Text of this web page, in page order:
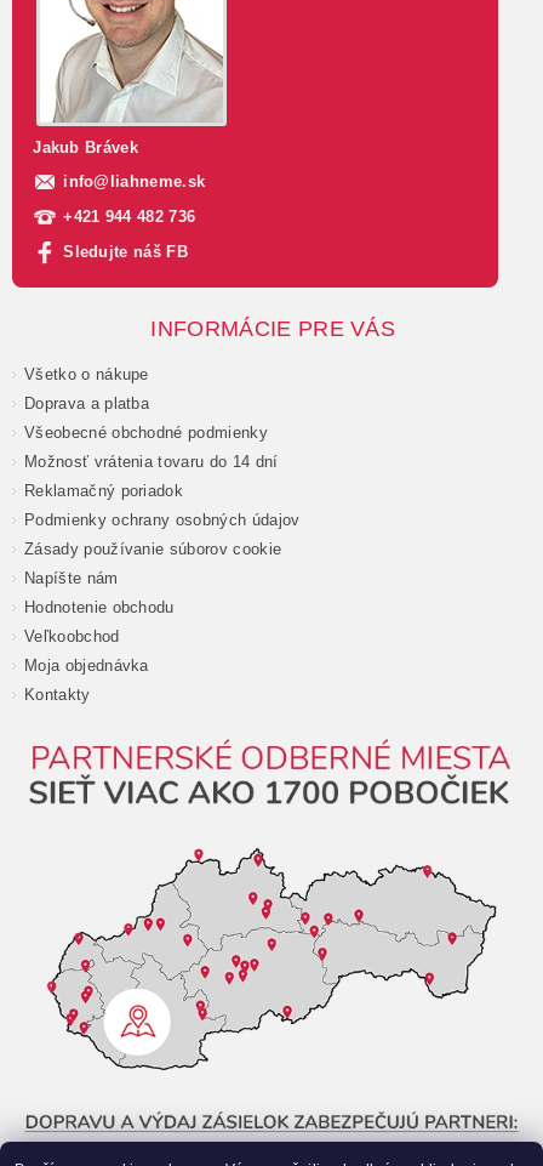
Jakub Brávek
info@ liahneme.sk
+421 944 482 736
Sledujte náš FB
INFORMÁCIE PRE VÁS
Všetko o nákupe
Doprava a platba
Všeobecné obchodné podmienky
Možnosť vrátenia tovaru do 14 dní
Reklamačný poriadok
Podmienky ochrany osobných údajov
Zásady používanie súborov cookie
Napíšte nám
Hodnotenie obchodu
Veľkoobchod
Moja objednávka
Kontakty